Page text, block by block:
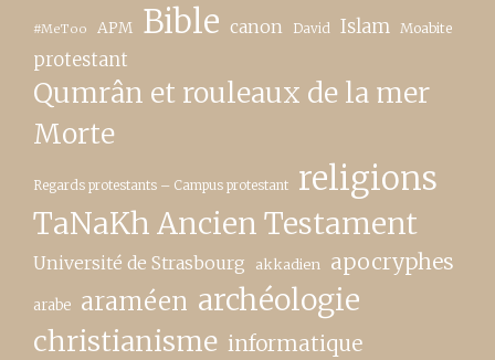
#MeToo APM Bible canon David Islam Moabite
protestant
Qumrân et rouleaux de la mer
Morte
Regards protestants – Campus protestant religions
TaNaKh Ancien Testament
Université de Strasbourg akkadien apocryphes
arabe araméen archéologie
christianisme informatique